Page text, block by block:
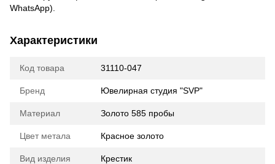
WhatsApp).
Характеристики
Код товара 31110-047
Бренд Ювелирная студия "SVP"
Материал Золото 585 пробы
Цвет метала Красное золото
Вид изделия Крестик